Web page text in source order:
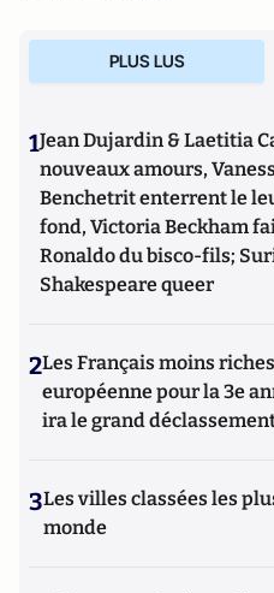
PLUS LUS
1Jean Dujardin & Laetitia
nouveaux amours,
Benchetrit enterrent le
fond, Victoria Beckham
Ronaldo du bisco-fils;
Shakespeare queer
2Les Français moins
européenne pour la 3e
ira le grand
3Les villes classées les
monde